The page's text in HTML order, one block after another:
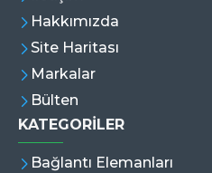
Hakkımızda
Site Haritası
Markalar
Bülten
KATEGORİLER
Bağlantı Elemanları